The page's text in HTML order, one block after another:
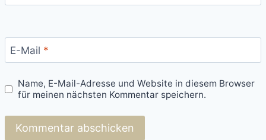
E-Mail *
Name, E-Mail-Adresse und Website in diesem Browser
für meinen nächsten Kommentar speichern.